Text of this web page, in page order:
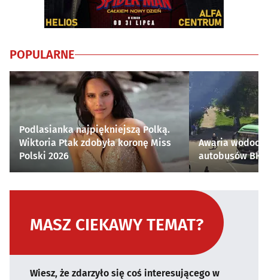
POPULARNE
Podlasianka najpiękniejszą Polką.
Wiktoria Ptak zdobyła koronę Miss
Polski 2026
Awaria
autobusów
MASZ CIEKAWY TEMAT?
Wiesz, że zdarzyło się coś interesującego w